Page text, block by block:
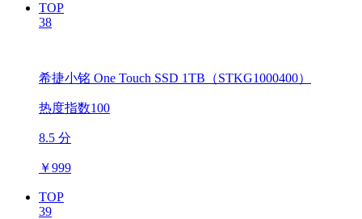
TOP
38
希捷小铭 One Touch SSD 1TB（STKG1000400）
热度指数100
8.5 分
￥999
TOP
39